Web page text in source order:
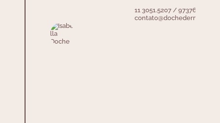
11 3051.5207 / 97376.3730